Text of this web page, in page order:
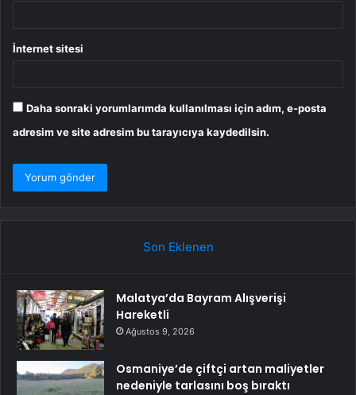
İnternet sitesi
Daha sonraki yorumlarımda kullanılması için adım, e-posta
adresim ve site adresim bu tarayıcıya kaydedilsin.
Son Eklenen
Malatya’da Bayram Alışverişi
Hareketli
Ağustos 9, 2026
Osmaniye’de çiftçi artan maliyetler
nedeniyle tarlasını boş bıraktı